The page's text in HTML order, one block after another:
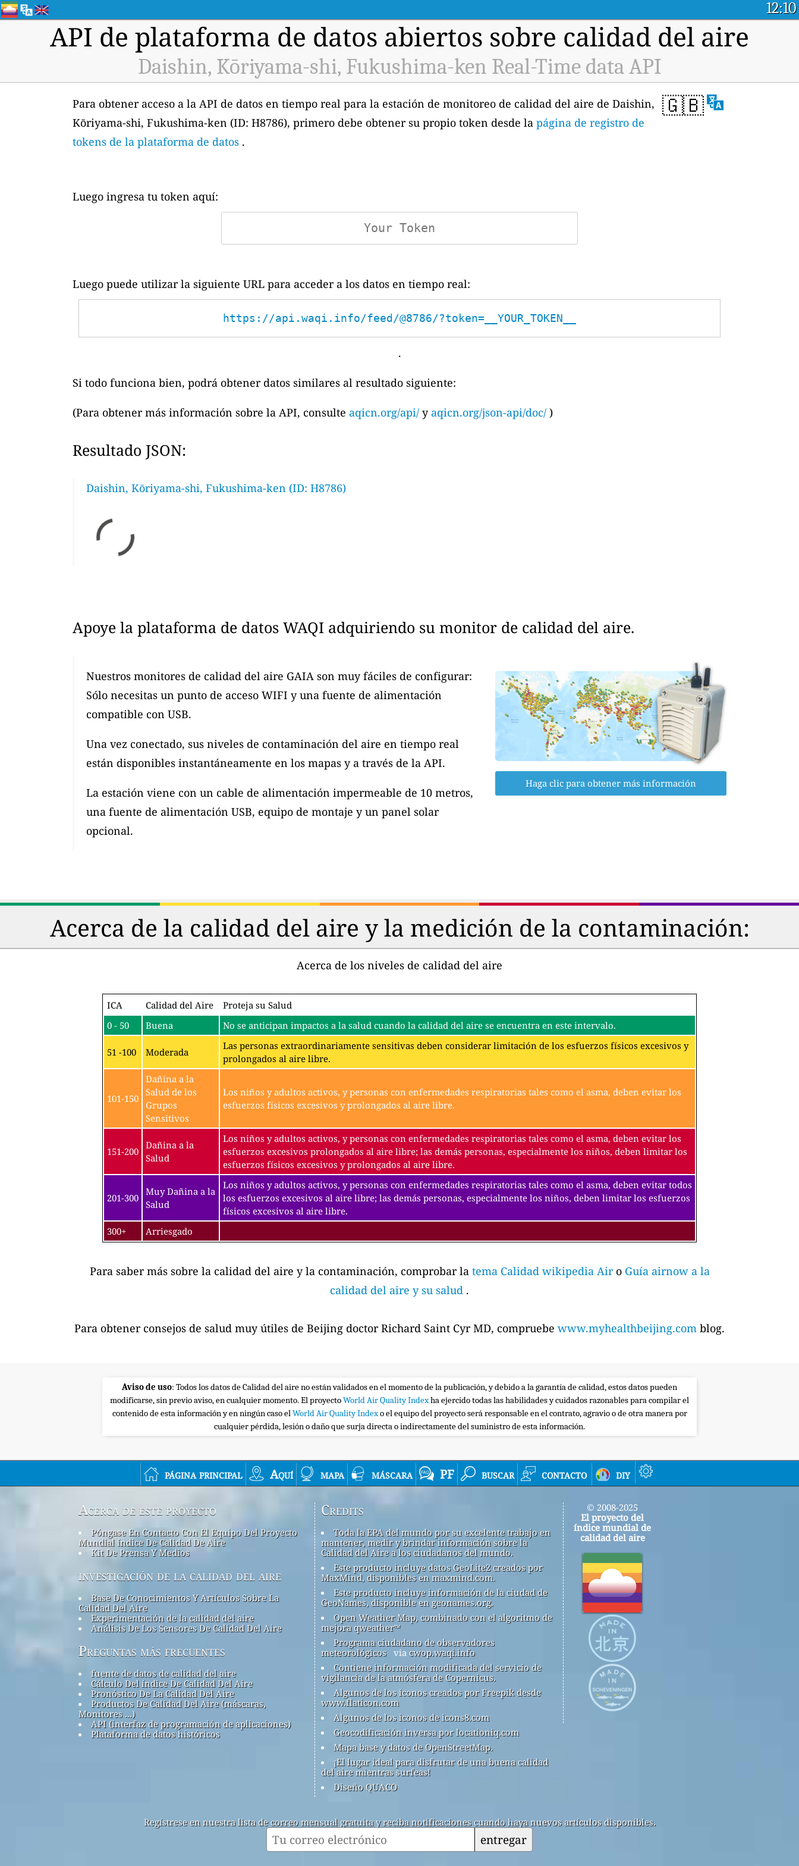
12:10
API de plataforma de datos abiertos sobre calidad del aire
Daishin, Kōriyama-shi, Fukushima-ken Real-Time data API
🇬🇧
Para obtener acceso a la API de datos en tiempo real para la estación de monitoreo de calidad del aire de Daishin,
Kōriyama-shi, Fukushima-ken (ID: H8786), primero debe obtener su propio token desde la página de registro de
tokens de la plataforma de datos .
Luego ingresa tu token aquí:
Luego puede utilizar la siguiente URL para acceder a los datos en tiempo real:
https://api.waqi.info/feed/@8786/?token=__YOUR_TOKEN__
.
Si todo funciona bien, podrá obtener datos similares al resultado siguiente:
(Para obtener más información sobre la API, consulte aqicn.org/api/ y aqicn.org/json-api/doc/ )
Resultado JSON:
Daishin, Kōriyama-shi, Fukushima-ken (ID: H8786)
Apoye la plataforma de datos WAQI adquiriendo su monitor de calidad del aire.
Nuestros monitores de calidad del aire GAIA son muy fáciles de configurar:
Sólo necesitas un punto de acceso WIFI y una fuente de alimentación
compatible con USB.
Una vez conectado, sus niveles de contaminación del aire en tiempo real
están disponibles instantáneamente en los mapas y a través de la API.
La estación viene con un cable de alimentación impermeable de 10 metros,
una fuente de alimentación USB, equipo de montaje y un panel solar
opcional.
Haga clic para obtener más información
Acerca de la calidad del aire y la medición de la contaminación:
Acerca de los niveles de calidad del aire
ICA Calidad del Aire
Proteja su Salud
0 - 50
Buena No se anticipan impactos a la salud cuando la calidad del aire se encuentra en este intervalo.
51 -100 Moderada
Las personas extraordinariamente sensitivas deben considerar limitación de los esfuerzos físicos excesivos y
prolongados al aire libre.
101-150
Dañina a la
Salud de los
Grupos
Sensitivos
Los niños y adultos activos, y personas con enfermedades respiratorias tales como el asma, deben evitar los
esfuerzos físicos excesivos y prolongados al aire libre.
151-200
Dañina a la
Salud
Los niños y adultos activos, y personas con enfermedades respiratorias tales como el asma, deben evitar los
esfuerzos excesivos prolongados al aire libre; las demás personas, especialmente los niños, deben limitar los
esfuerzos físicos excesivos y prolongados al aire libre.
201-300
Muy Dañina a la
Salud
Los niños y adultos activos, y personas con enfermedades respiratorias tales como el asma, deben evitar todos
los esfuerzos excesivos al aire libre; las demás personas, especialmente los niños, deben limitar los esfuerzos
físicos excesivos al aire libre.
300+
Arriesgado
Para saber más sobre la calidad del aire y la contaminación, comprobar la tema Calidad wikipedia Air o Guía airnow a la
calidad del aire y su salud .
Para obtener consejos de salud muy útiles de Beijing doctor Richard Saint Cyr MD, compruebe www.myhealthbeijing.com blog.
Aviso de uso: Todos los datos de Calidad del aire no están validados en el momento de la publicación, y debido a la garantía de calidad, estos datos pueden
modificarse, sin previo aviso, en cualquier momento. El proyectoWorld Air Quality Indexha ejercido todas las habilidades y cuidados razonables para compilar el
contenido de esta información y en ningún caso elWorld Air Quality Indexo el equipo del proyecto será responsable en el contrato, agravio o de otra manera por
cualquier pérdida, lesión o daño que surja directa o indirectamente del suministro de esta información.
página principal Aquí mapa máscara PF buscar contacto diy
Acerca de este proyecto
Póngase En Contacto Con El Equipo Del Proyecto
Mundial índice De Calidad De Aire
Kit De Prensa Y Medios
investigación de la calidad del aire
Base De Conocimientos Y Artículos Sobre La
Calidad Del Aire
Experimentación de la calidad del aire
Análisis De Los Sensores De Calidad Del Aire
Preguntas más frecuentes
fuente de datos de calidad del aire
Cálculo Del índice De Calidad Del Aire
Pronóstico De La Calidad Del Aire
Productos De Calidad Del Aire (máscaras,
Monitores ...)
API (interfaz de programación de aplicaciones)
Plataforma de datos históricos
Credits
Toda la EPA del mundo por su excelente trabajo en
mantener, medir y brindar información sobre la
Calidad del Aire a los ciudadanos del mundo.
Este producto incluye datos GeoLite2 creados por
MaxMind, disponibles en maxmind.com.
Este producto incluye información de la ciudad de
GeoNames, disponible en geonames.org.
Open Weather Map, combinado con el algoritmo de
mejora qweather™
Programa ciudadano de observadores
meteorológicos via cwop.waqi.info
Contiene información modificada del servicio de
vigilancia de la atmósfera de Copernicus.
Algunos de los iconos creados por Freepik desde
www.flaticon.com
Algunos de los iconos de icons8.com
Geocodificación inversa por locationiq.com
Mapa base y datos de OpenStreetMap.
¡El lugar ideal para disfrutar de una buena calidad
del aire mientras surfeas!
Diseño QUACO
© 2008-2025
El proyecto del
índice mundial de
calidad del aire
Regístrese en nuestra lista de correo mensual gratuita y reciba notificaciones cuando haya nuevos artículos disponibles.
entregar